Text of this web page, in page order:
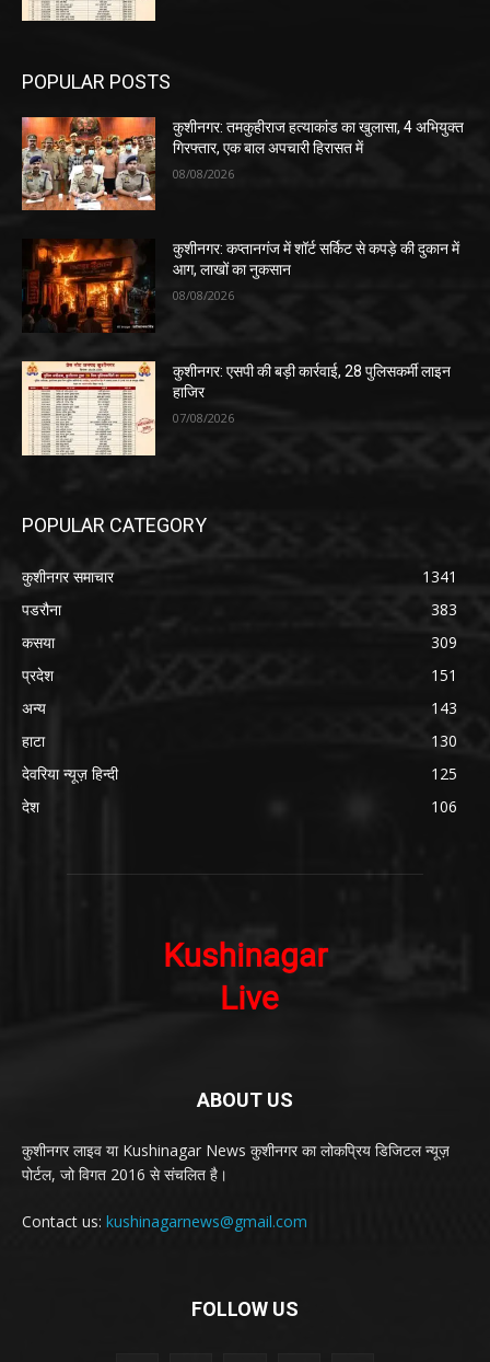
POPULAR POSTS
कुशीनगर: तमकुहीराज हत्याकांड का खुलासा, 4 अभियुक्त
गिरफ्तार, एक बाल अपचारी हिरासत में
08/08/2026
कुशीनगर: कप्तानगंज में शॉर्ट सर्किट से कपड़े की दुकान में
आग, लाखों का नुकसान
08/08/2026
कुशीनगर: एसपी की बड़ी कार्रवाई, 28 पुलिसकर्मी लाइन
हाजिर
07/08/2026
POPULAR CATEGORY
कुशीनगर समाचार
1341
पडरौना
383
कसया
309
प्रदेश
151
अन्य
143
हाटा
130
देवरिया न्यूज़ हिन्दी
125
देश
106
ABOUT US
कुशीनगर लाइव या Kushinagar News कुशीनगर का लोकप्रिय डिजिटल न्यूज़
पोर्टल, जो विगत 2016 से संचलित है।
Contact us: kushinagarnews@gmail.com
FOLLOW US